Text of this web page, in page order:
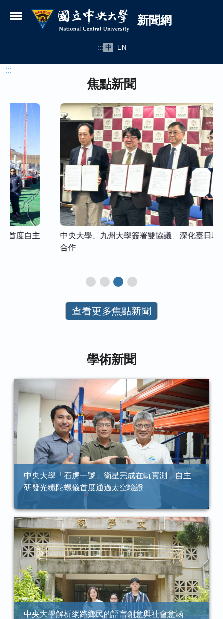
國立中央大學新聞網
新聞網
::: 中 EN
:::
焦點新聞
中央大學、九州大學簽署雙協議 深化臺日地球科學
查看更多焦點新聞
學術新聞
中央大學「石虎一號」衛星完成在軌實測 自主
研發光纖陀螺儀首度通過太空驗證
中央大學解析網路鄉民的語言創意與社會意涵